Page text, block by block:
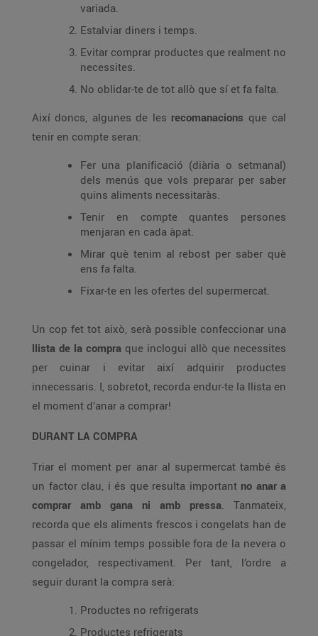
variada.
Estalviar diners i temps.
Evitar comprar productes que realment no
necessites.
No oblidar-te de tot allò que sí et fa falta.
Així doncs, algunes de les recomanacions que cal
tenir en compte seran:
Fer una planificació (diària o setmanal)
dels menús que vols preparar per saber
quins aliments necessitaràs.
Tenir en compte quantes persones
menjaran en cada àpat.
Mirar què tenim al rebost per saber què
ens fa falta.
Fixar-te en les ofertes del supermercat.
Un cop fet tot això, serà possible confeccionar una
llista de la compra que inclogui allò que necessites
per cuinar i evitar així adquirir productes
innecessaris. I, sobretot, recorda endur-te la llista en
el moment d’anar a comprar!
DURANT LA COMPRA
Triar el moment per anar al supermercat també és
un factor clau, i és que resulta important no anar a
comprar amb gana ni amb pressa. Tanmateix,
recorda que els aliments frescos i congelats han de
passar el mínim temps possible fora de la nevera o
congelador, respectivament. Per tant, l’ordre a
seguir durant la compra serà:
Productes no refrigerats
Productes refrigerats